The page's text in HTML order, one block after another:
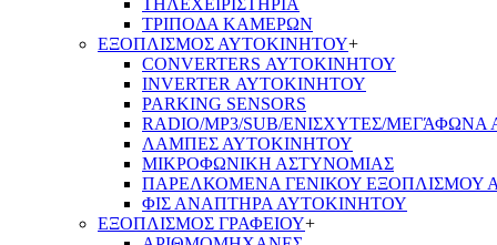
ΤΗΛΕΧΕΙΡΙΣΤΗΡΙΑ
ΤΡΙΠΟΔΑ ΚΑΜΕΡΩΝ
ΕΞΟΠΛΙΣΜΟΣ ΑΥΤΟΚΙΝΗΤΟΥ+
CONVERTERS ΑΥΤΟΚΙΝΗΤΟΥ
INVERTER ΑΥΤΟΚΙΝΗΤΟΥ
PARKING SENSORS
RADIO/MP3/SUB/ΕΝΙΣΧΥΤΕΣ/
ΛΑΜΠΕΣ ΑΥΤΟΚΙΝΗΤΟΥ
ΜΙΚΡΟΦΩΝΙΚΗ ΑΣΤΥΝΟΜΙΑΣ
ΠΑΡΕΛΚΟΜΕΝΑ ΓΕΝΙΚΟΥ ΕΞΟΠΛΙΣΜΟΥ
ΦΙΣ ΑΝΑΠΤΗΡΑ ΑΥΤΟΚΙΝΗΤΟΥ
ΕΞΟΠΛΙΣΜΟΣ ΓΡΑΦΕΙΟΥ+